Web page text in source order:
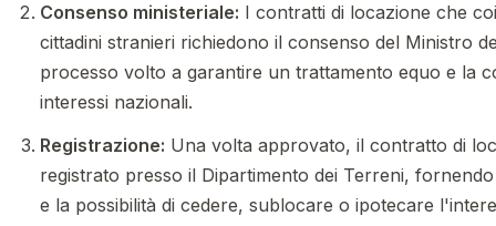
Consenso ministeriale: I contratti di locazione che
cittadini stranieri richiedono il consenso del Ministro
processo volto a garantire un trattamento equo e la
interessi nazionali.
Registrazione: Una volta approvato, il contratto di
registrato presso il Dipartimento dei Terreni,
e la possibilità di cedere, sublocare o ipotecare